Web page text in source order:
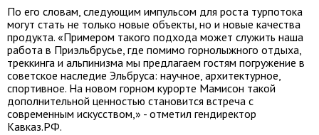
По его словам, следующим импульсом для роста турпотока
могут стать не только новые объекты, но и новые качества
продукта. «Примером такого подхода может служить наша
работа в Приэльбрусье, где помимо горнолыжного отдыха,
треккинга и альпинизма мы предлагаем гостям погружение в
советское наследие Эльбруса: научное, архитектурное,
спортивное. На новом горном курорте Мамисон такой
дополнительной ценностью становится встреча с
современным искусством,» - отметил гендиректор
Кавказ.РФ.